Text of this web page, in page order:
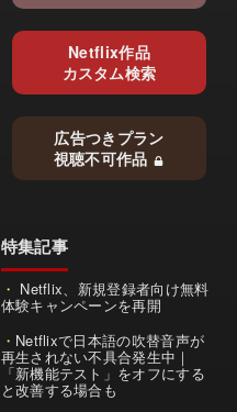
Netflix作品
カスタム検索
広告つきプラン
視聴不可作品
特集記事
Netflix、新規登録者向け無料
体験キャンペーンを再開
Netflixで日本語の吹替音声が
再生されない不具合発生中｜
「新機能テスト」をオフにする
と改善する場合も